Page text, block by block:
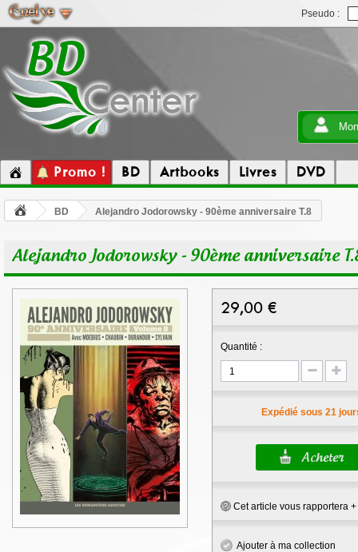
Pseudo :
Promo ! BD Artbooks Livres DVD
BD Alejandro Jodorowsky - 90ème anniversaire T.8
Alejandro Jodorowsky - 90ème anniversaire
29,00 €
Quantité :
Expédié sous 21
Cet article vous rapportera +
Ajouter à ma collection